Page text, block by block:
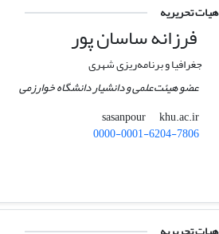
هیات تحریریه
فرزانه ساسان پور
جغرافیا و برنامه‌ریزی شهری
عضو هیئت‌علمی و دانشیار دانشگاه خوارزمی
khu.ac.ir
0000-0001-6204-7806